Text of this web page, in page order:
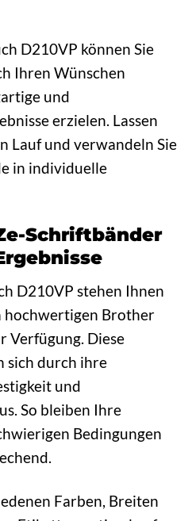
D210VP können Sie
Ihren Wünschen
und
erzielen. Lassen
Lauf und verwandeln Sie
in individuelle
Schriftbänder
D210VP stehen Ihnen
hochwertigen Brother
Verfügung. Diese
sich durch ihre
und
So bleiben Ihre
Bedingungen
Farben, Breiten